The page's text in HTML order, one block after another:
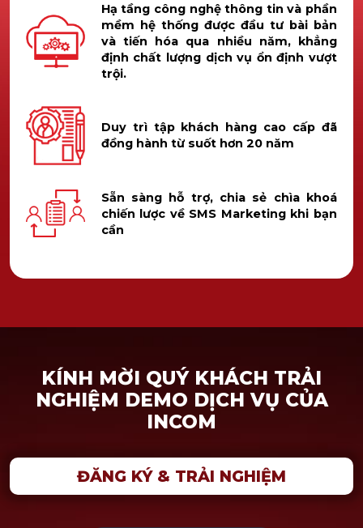
Hạ tầng công nghệ thông tin và phần
mềm hệ thống được đầu tư bài bản
và tiến hóa qua nhiều năm, khẳng
định chất lượng dịch vụ ổn định vượt
trội.
Duy trì tập khách hàng cao cấp đã
đồng hành từ suốt hơn 20 năm
Sẵn sàng hỗ trợ, chia sẻ chìa khoá
chiến lược về SMS Marketing khi bạn
cần
KÍNH MỜI QUÝ KHÁCH TRẢI
NGHIỆM DEMO DỊCH VỤ CỦA
INCOM
ĐĂNG KÝ & TRẢI NGHIỆM